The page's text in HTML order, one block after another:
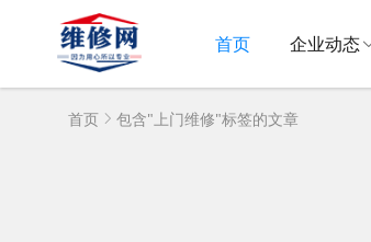
首页 企业动态
首页 包含"上门维修"标签的文章